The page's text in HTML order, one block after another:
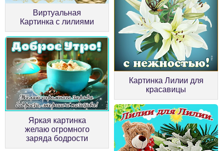
Виртуальная
Картинка с лилиями
Картинка Лилии для
красавицы
Яркая картинка
желаю огромного
заряда бодрости